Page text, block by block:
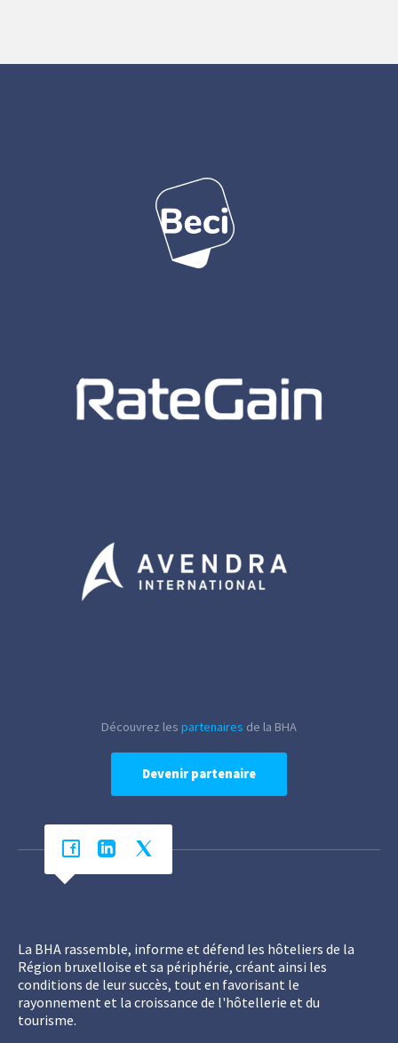
Découvrez les partenaires de la BHA
Devenir partenaire
La BHA rassemble, informe et défend les hôteliers de la
Région bruxelloise et sa périphérie, créant ainsi les
conditions de leur succès, tout en favorisant le
rayonnement et la croissance de l'hôtellerie et du
tourisme.